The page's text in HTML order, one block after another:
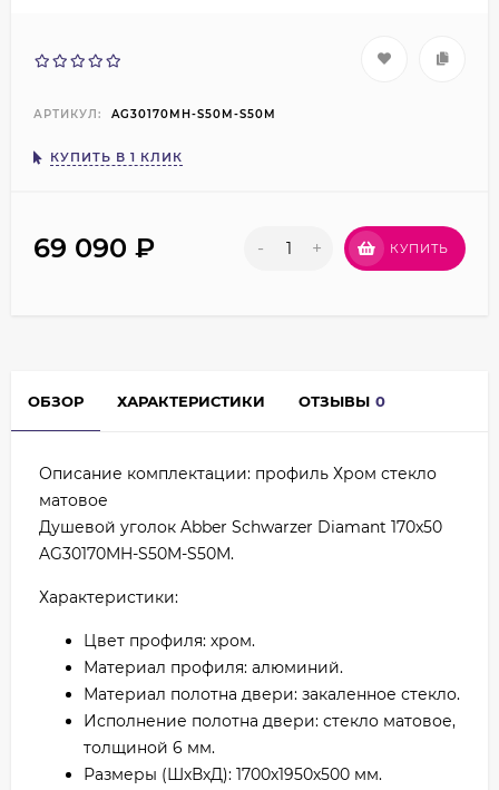
АРТИКУЛ: AG30170MH-S50M-S50M
КУПИТЬ В 1 КЛИК
69 090 ₽ - + КУПИТЬ
ОБЗОР ХАРАКТЕРИСТИКИ ОТЗЫВЫ 0
Описание комплектации: профиль Хром стекло
матовое
Душевой уголок Abber Schwarzer Diamant 170x50
AG30170MH-S50M-S50M.
Характеристики:
Цвет профиля: хром.
Материал профиля: алюминий.
Материал полотна двери: закаленное стекло.
Исполнение полотна двери: стекло матовое,
толщиной 6 мм.
Размеры (ШхВхД): 1700х1950х500 мм.